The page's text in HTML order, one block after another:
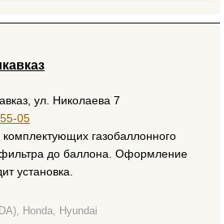
ул. Николаева 7
05
газобаллонного
до баллона. Оформление
установка.
Honda, Hyundai